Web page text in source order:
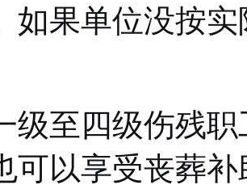
如果单位没按
级至四级伤残
可以享受丧葬